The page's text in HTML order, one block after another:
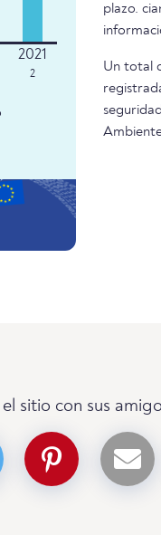
2
plazo.
Un total
sitio con sus